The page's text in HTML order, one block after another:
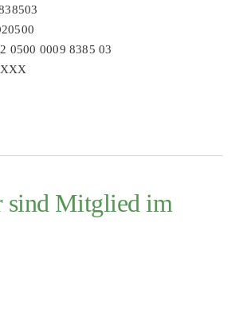
0500 0009 8385 03
sind Mitglied im